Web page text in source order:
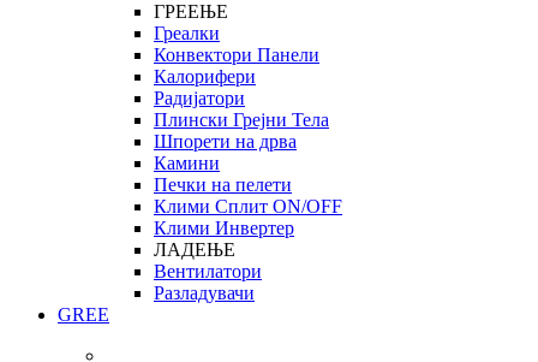
ГРЕЕЊЕ
Греалки
Конвектори Панели
Калорифери
Радијатори
Плински Грејни Тела
Шпорети на дрва
Камини
Печки на пелети
Клими Сплит ON/OFF
Клими Инвертер
ЛАДЕЊЕ
Вентилатори
Разладувачи
GREE